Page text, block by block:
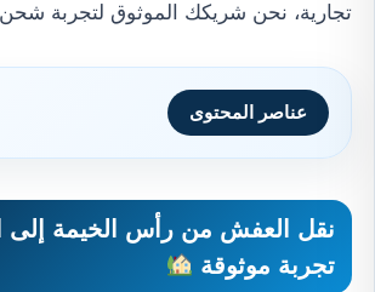
تجارية، نحن شريكك الموثوق لتجربة
عناصر المحتوى
نقل العفش من رأس الخيمة إلى
تجربة موثوقة